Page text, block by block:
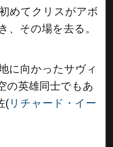
めてクリスがアボ
、その場を去る。
に向かったサヴィ
の英雄同士でもあ
( リチャード・イー